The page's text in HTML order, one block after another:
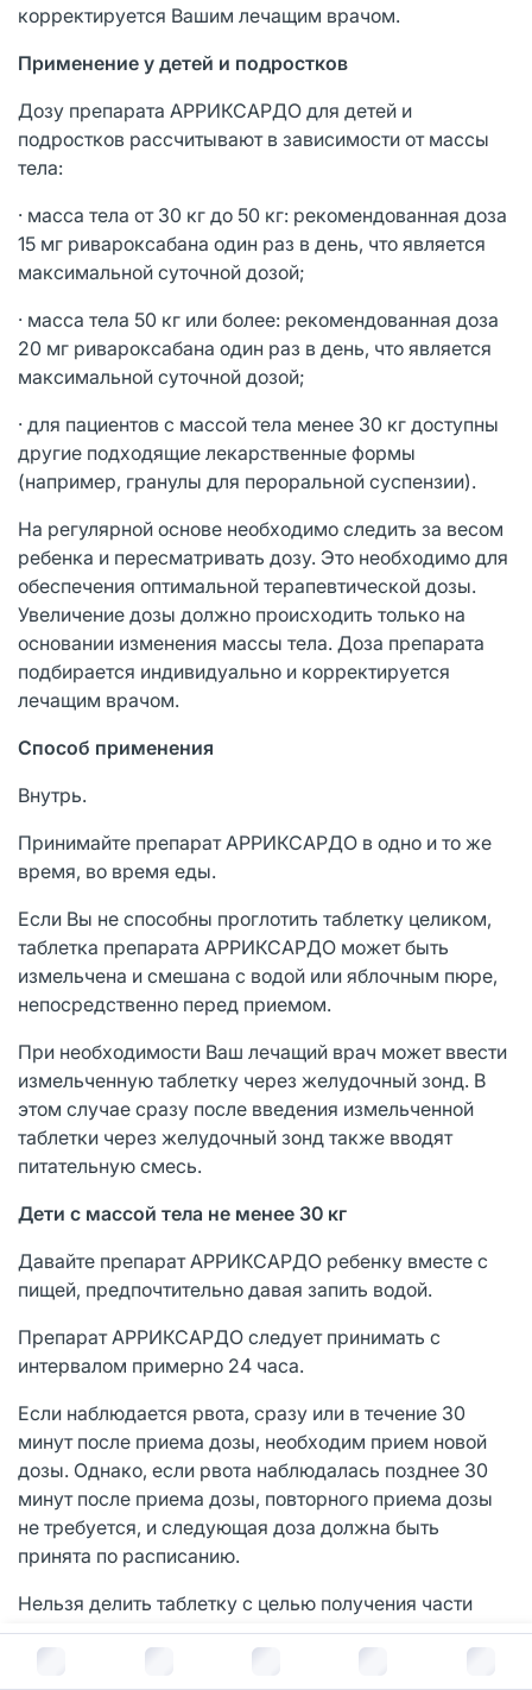
В корзину за руб.
корректируется Вашим лечащим врачом.
Применение у детей и подростков
Дозу препарата АРРИКСАРДО для детей и
подростков рассчитывают в зависимости от массы
тела:
· масса тела от 30 кг до 50 кг: рекомендованная доза
15 мг ривароксабана один раз в день, что является
максимальной суточной дозой;
· масса тела 50 кг или более: рекомендованная доза
20 мг ривароксабана один раз в день, что является
максимальной суточной дозой;
· для пациентов с массой тела менее 30 кг доступны
другие подходящие лекарственные формы
(например, гранулы для пероральной суспензии).
На регулярной основе необходимо следить за весом
ребенка и пересматривать дозу. Это необходимо для
обеспечения оптимальной терапевтической дозы.
Увеличение дозы должно происходить только на
основании изменения массы тела. Доза препарата
подбирается индивидуально и корректируется
лечащим врачом.
Способ применения
Внутрь.
Принимайте препарат АРРИКСАРДО в одно и то же
время, во время еды.
Если Вы не способны проглотить таблетку целиком,
таблетка препарата АРРИКСАРДО может быть
измельчена и смешана с водой или яблочным пюре,
непосредственно перед приемом.
При необходимости Ваш лечащий врач может ввести
измельченную таблетку через желудочный зонд. В
этом случае сразу после введения измельченной
таблетки через желудочный зонд также вводят
питательную смесь.
Дети с массой тела не менее 30 кг
Давайте препарат АРРИКСАРДО ребенку вместе с
пищей, предпочтительно давая запить водой.
Препарат АРРИКСАРДО следует принимать с
интервалом примерно 24 часа.
Если наблюдается рвота, сразу или в течение 30
минут после приема дозы, необходим прием новой
дозы. Однако, если рвота наблюдалась позднее 30
минут после приема дозы, повторного приема дозы
не требуется, и следующая доза должна быть
принята по расписанию.
Нельзя делить таблетку с целью получения части
дозы от таблетки.